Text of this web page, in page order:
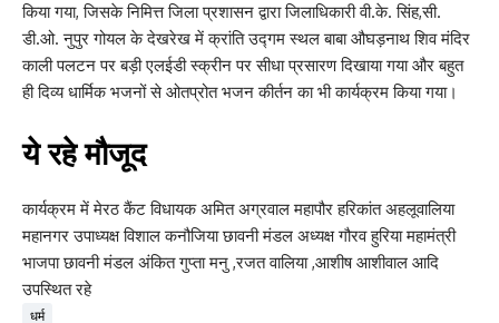
किया गया, जिसके निमित्त जिला प्रशासन द्वारा जिलाधिकारी वी.के. सिंह,सी.
डी.ओ. नुपुर गोयल के देखरेख में क्रांति उद्गम स्थल बाबा औघड़नाथ शिव मंदिर
काली पलटन पर बड़ी एलईडी स्क्रीन पर सीधा प्रसारण दिखाया गया और बहुत
ही दिव्य धार्मिक भजनों से ओतप्रोत भजन कीर्तन का भी कार्यक्रम किया गया।
ये रहे मौजूद
कार्यक्रम में मेरठ कैंट विधायक अमित अग्रवाल महापौर हरिकांत अहलूवालिया
महानगर उपाध्यक्ष विशाल कनौजिया छावनी मंडल अध्यक्ष गौरव हुरिया महामंत्री
भाजपा छावनी मंडल अंकित गुप्ता मनु ,रजत वालिया ,आशीष आशीवाल आदि
उपस्थित रहे
धर्म